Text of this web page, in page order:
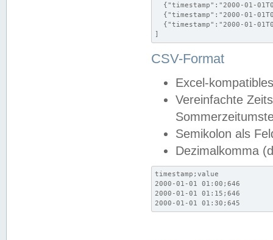
{"timestamp":"2000-01-
{"timestamp":"2000-01-
{"timestamp":"2000-01-
]
CSV-Format
Excel-
Vereinfachte
Semikolon als
Dezimalkomma
timestamp;value
2000-01-01 01:00;646
2000-01-01 01:15;646
2000-01-01 01:30;645